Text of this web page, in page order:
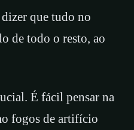
que tudo no
de todo o resto, ao
É fácil pensar na
fogos de artifício